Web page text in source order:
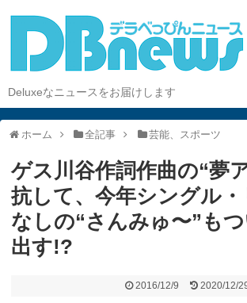
Deluxeなニュースをお届けします
ホーム 全記事 芸能、スポーツ
ゲス川谷作詞作曲の“夢
抗して、今年シングル
なしの“さんみゅ〜”も
出す!?
2016/12/9 2020/12/